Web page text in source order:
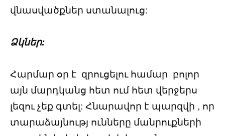
վնասվածքներ ստանալուց:
Ձկներ:
Հարմար օր է զրուցելու համար բոլոր
այն մարդկանց հետ ում հետ վերջերս
լեզու չեք գտել: Հնարավոր է պարզվի , որ
տարաձայնությ ունները մանրուքների